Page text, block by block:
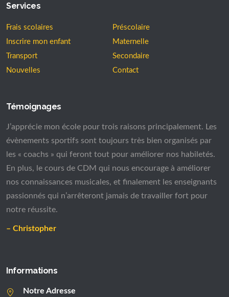
Services
Frais scolaires
Préscolaire
Inscrire mon enfant
Maternelle
Transport
Secondaire
Nouvelles
Contact
Témoignages
J’apprécie mon école pour trois raisons principalement. Les
évènements sportifs sont toujours très bien organisés par
les « coachs » qui feront tout pour améliorer nos habiletés.
En plus, le cours de CDM qui nous encourage à améliorer
nos connaissances musicales, et finalement les enseignants
passionnés qui n’arrêteront jamais de travailler fort pour
notre réussite.
– Christopher
Informations
Notre Adresse